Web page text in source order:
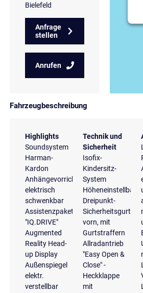
Bielefeld
Anfrage
stellen
Anrufen
Fahrzeugbeschreibung
Highlights
Soundsystem
Harman-
Kardon
Anhängevorrichtung
elektrisch
schwenkbar
Assistenzpaket
"IQ.DRIVE"
Augmented
Reality Head-
up Display
Außenspiegel
elektr.
verstellbar
Technik und
Sicherheit
Isofix-
Kindersitz-
System
Höheneinstellbare
Dreipunkt-
Sicherheitsgurte
vorn, mit
Gurtstraffern
Allradantrieb
"Easy Open &
Close" -
Heckklappe
mit